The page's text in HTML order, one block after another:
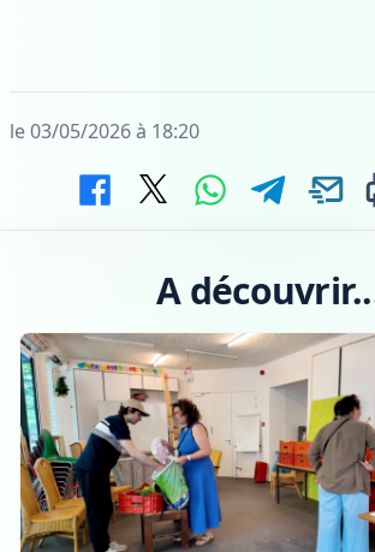
le 03/05/2026 à 18:20
A